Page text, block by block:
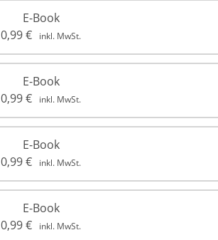
E-Book
0,99€ inkl. MwSt.
E-Book
0,99€ inkl. MwSt.
E-Book
0,99€ inkl. MwSt.
E-Book
0,99€ inkl. MwSt.